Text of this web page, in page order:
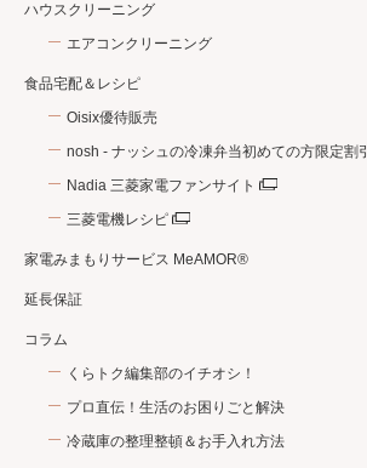
ハウスクリーニング
エアコンクリーニング
食品宅配＆レシピ
Oisix優待販売
nosh - ナッシュの冷凍弁当初めての方限定割引
Nadia 三菱家電ファンサイト
三菱電機レシピ
家電みまもりサービス MeAMOR®
延長保証
コラム
くらトク編集部のイチオシ！
プロ直伝！生活のお困りごと解決
冷蔵庫の整理整頓＆お手入れ方法